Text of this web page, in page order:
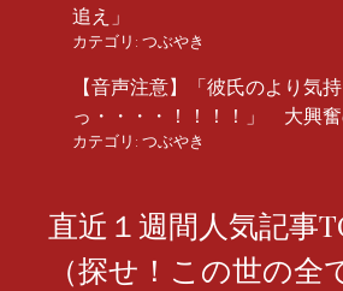
追え」
カテゴリ: つぶやき
【音声注意】「彼氏のより気
っ・・・・！！！！」 大興
カテゴリ: つぶやき
直近１週間人気記事
（探せ！この世の全